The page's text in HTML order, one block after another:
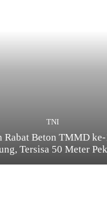
TNI
Rabat Beton TMMD
Tersisa 50 Meter